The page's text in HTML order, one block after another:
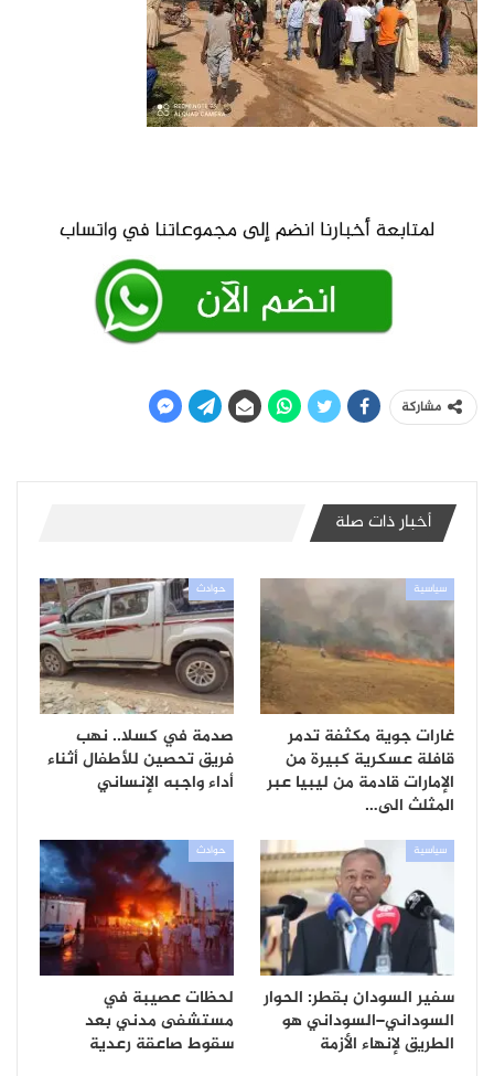
مشاركة
أخبار ذات صلة
سياسية
غارات جوية مكثفة تدمر
قافلة عسكرية كبيرة من
الإمارات قادمة من ليبيا عبر
المثلث الى…
حوادث
صدمة في كسلا.. نهب
فريق تحصين للأطفال أثناء
أداء واجبه الإنساني
سياسية
سفير السودان بقطر: الحوار
السوداني–السوداني هو
الطريق لإنهاء الأزمة
حوادث
لحظات عصيبة في
مستشفى مدني بعد
سقوط صاعقة رعدية